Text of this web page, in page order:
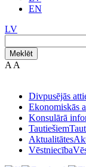
EN
LV
Meklēt
A A
Divpusējās
Ekonomiskās
Konsulārā
Tautiešiem
Aktualitātes
Vēstniecība